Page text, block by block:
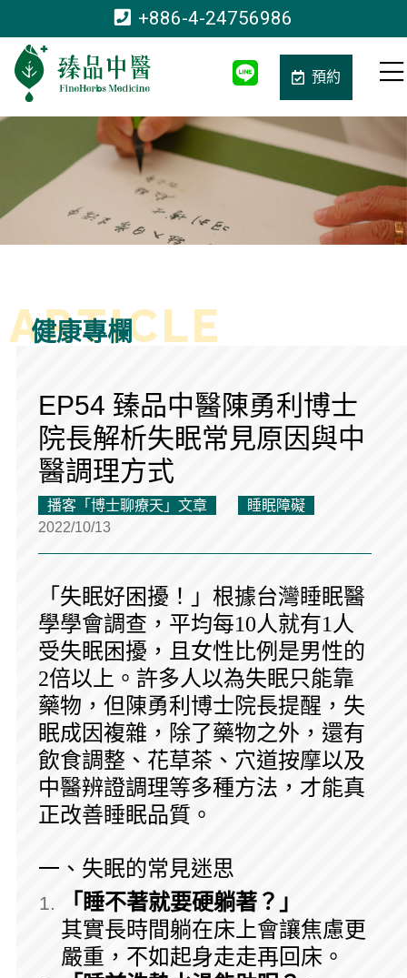
+886-4-24756986
預約
健康專欄
EP54 臻品中醫陳勇利博士
院長解析失眠常見原因與中
醫調理方式
播客「博士聊療天」文章
睡眠障礙
2022/10/13
「失眠好困擾！」根據台灣睡眠醫
學學會調查，平均每10人就有1人
受失眠困擾，且女性比例是男性的
2倍以上。許多人以為失眠只能靠
藥物，但陳勇利博士院長提醒，失
眠成因複雜，除了藥物之外，還有
飲食調整、花草茶、穴道按摩以及
中醫辨證調理等多種方法，才能真
正改善睡眠品質。
一、失眠的常見迷思
「睡不著就要硬躺著？」
其實長時間躺在床上會讓焦慮更
嚴重，不如起身走走再回床。